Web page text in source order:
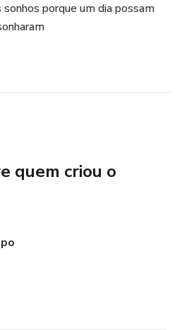
porque um dia possam
quem criou o